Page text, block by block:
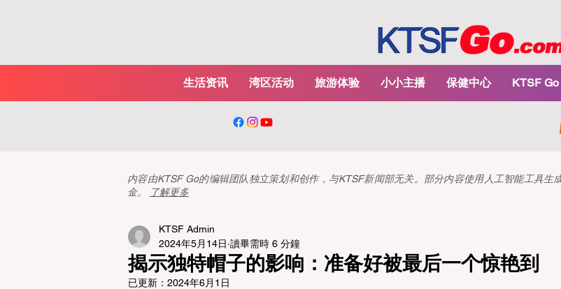
生活资讯 湾区活动 旅游体验 小小主播 保健中心 KTSF
内容由KTSF Go的编辑团队独立策划和创作，与KTSF新闻部无关。部分内容使用人工智能工具
金。
了解更多
揭示独特帽子的影响：准备好被最后一个惊艳到
KTSF Admin
2024年5月14日 讀畢需時 6 分鐘
已更新： 2024年6月1日